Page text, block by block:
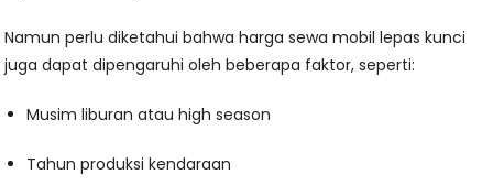
Namun perlu diketahui bahwa harga sewa mobil lepas kunci
juga dapat dipengaruhi oleh beberapa faktor, seperti:
Musim liburan atau high season
Tahun produksi kendaraan